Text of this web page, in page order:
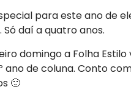
para este ano de
Só daí a quatro anos.
domingo a Folha
ano de coluna. Conto
🙂